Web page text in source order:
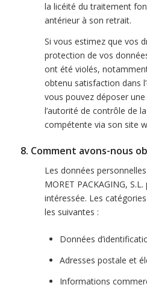
la licéité du traitement
antérieur à son retrait.
Si vous estimez que vos
protection de vos
ont été violés,
obtenu satisfaction dans
vous pouvez déposer
l’autorité de contrôle de
compétente via son site
8. Comment avons-nous
Les données
MORET PACKAGING,
intéressée. Les
les suivantes :
Données
Adresses postale et
Informations